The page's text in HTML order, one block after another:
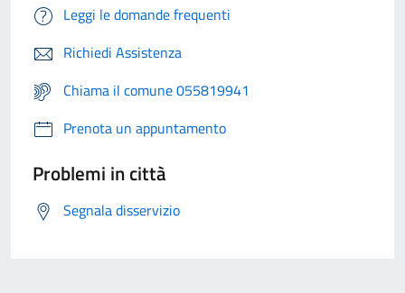
Leggi le domande frequenti
Richiedi Assistenza
Chiama il comune 055819941
Prenota un appuntamento
Problemi in città
Segnala disservizio